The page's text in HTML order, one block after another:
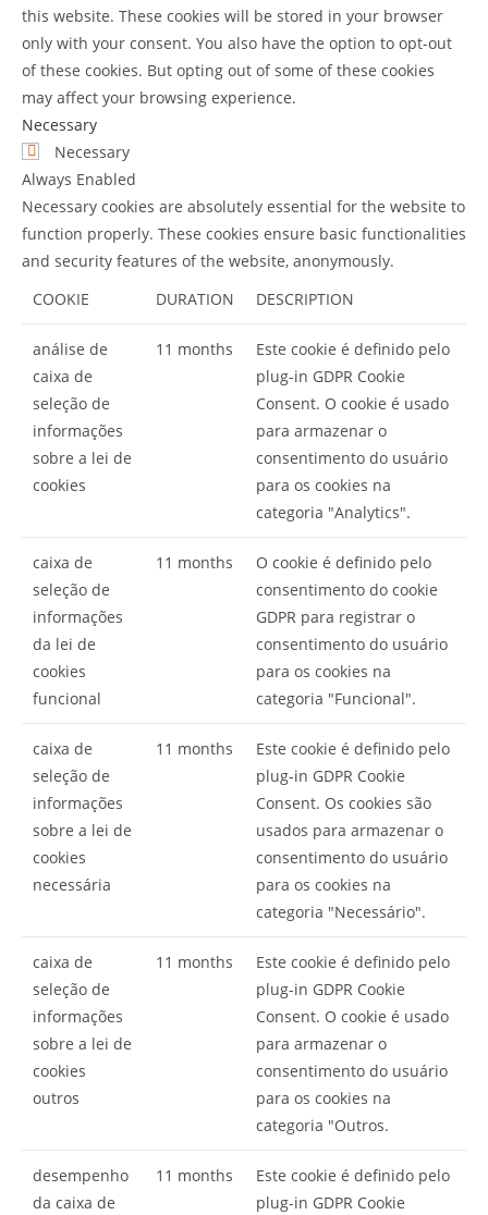
this website. These cookies will be stored in your browser
only with your consent. You also have the option to opt-out
of these cookies. But opting out of some of these cookies
may affect your browsing experience.
Necessary
Necessary
Always Enabled
Necessary cookies are absolutely essential for the website to
function properly. These cookies ensure basic functionalities
and security features of the website, anonymously.
COOKIE
DURATION DESCRIPTION
análise de
caixa de
seleção de
informações
sobre a lei de
cookies
11 months
Este cookie é definido pelo
plug-in GDPR Cookie
Consent. O cookie é usado
para armazenar o
consentimento do usuário
para os cookies na
categoria "Analytics".
caixa de
seleção de
informações
da lei de
cookies
funcional
11 months
O cookie é definido pelo
consentimento do cookie
GDPR para registrar o
consentimento do usuário
para os cookies na
categoria "Funcional".
caixa de
seleção de
informações
sobre a lei de
cookies
necessária
11 months
Este cookie é definido pelo
plug-in GDPR Cookie
Consent. Os cookies são
usados para armazenar o
consentimento do usuário
para os cookies na
categoria "Necessário".
caixa de
seleção de
informações
sobre a lei de
cookies
outros
11 months
Este cookie é definido pelo
plug-in GDPR Cookie
Consent. O cookie é usado
para armazenar o
consentimento do usuário
para os cookies na
categoria "Outros.
desempenho
da caixa de
11 months
Este cookie é definido pelo
plug-in GDPR Cookie